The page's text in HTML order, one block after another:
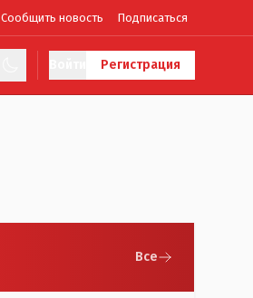
Сообщить новость Подписаться
Регистрация
Все